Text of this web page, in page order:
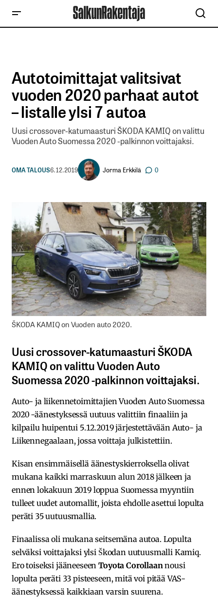
Autotoimittajat valitsivat
vuoden 2020 parhaat autot
– listalle ylsi 7 autoa
Uusi crossover-katumaasturi ŠKODA KAMIQ on valittu
Vuoden Auto Suomessa 2020 -palkinnon voittajaksi.
OMA TALOUS6.12.2019 Jorma Erkkilä 0
ŠKODA KAMIQ on Vuoden auto 2020.
Uusi crossover-katumaasturi ŠKODA
KAMIQ on valittu Vuoden Auto
Suomessa 2020 -palkinnon voittajaksi.
Auto- ja liikennetoimittajien Vuoden Auto Suomessa
2020 -äänestyksessä uutuus valittiin finaaliin ja
kilpailu huipentui 5.12.2019 järjestettävään Auto- ja
Liikennegaalaan, jossa voittaja julkistettiin.
Kisan ensimmäisellä äänestyskierroksella olivat
mukana kaikki marraskuun alun 2018 jälkeen ja
ennen lokakuun 2019 loppua Suomessa myyntiin
tulleet uudet automallit, joista ehdolle asettui lopulta
peräti 35 uutuusmallia.
Finaalissa oli mukana seitsemäna autoa. Lopulta
selväksi voittajaksi ylsi Škodan uutuusmalli Kamiq.
Ero toiseksi jääneeseenToyota Corollaan nousi
lopulta peräti 33 pisteeseen, mitä voi pitää VAS-
äänestyksessä kaikkiaan varsin suurena.